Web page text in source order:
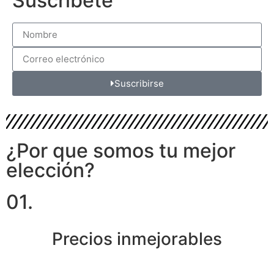
Suscribirse
¿Por que somos tu mejor
elección?
01.
Precios inmejorables